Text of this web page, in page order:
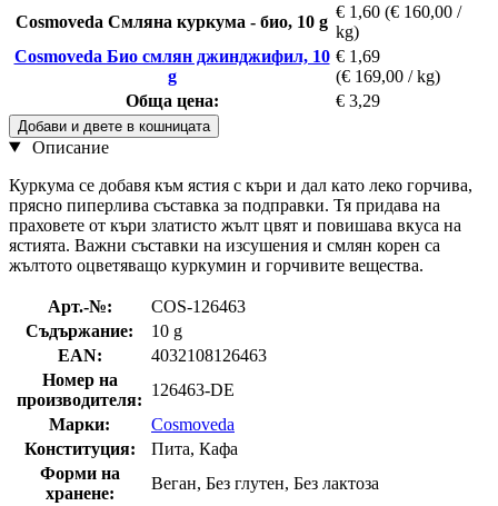
Cosmoveda Смляна куркума - био, 10 g
€ 1,60 (€ 160,00 /
kg)
Cosmoveda Био смлян джинджифил, 10
g
€ 1,69
(€ 169,00 / kg)
Обща цена:
€ 3,29
Добави и двете в кошницата
Описание
Куркума се добавя към ястия с къри и дал като леко горчива,
прясно пиперлива съставка за подправки. Тя придава на
праховете от къри златисто жълт цвят и повишава вкуса на
ястията. Важни съставки на изсушения и смлян корен са
жълтото оцветяващо куркумин и горчивите вещества.
Арт.-№:
COS-126463
Съдържание:
10 g
EAN:
4032108126463
Номер на
производителя:
126463-DE
Марки:
Cosmoveda
Конституция:
Пита, Кафа
Форми на
хранене:
Веган, Без глутен, Без лактоза